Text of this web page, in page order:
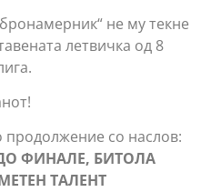
не му текне
летвичка од 8
продолжение со наслов:
ФИНАЛЕ, БИТОЛА
ТАЛЕНТ